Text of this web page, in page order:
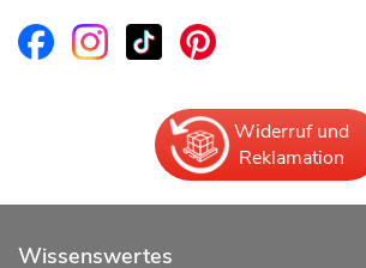
Widerruf und
Reklamation
Wissenswertes